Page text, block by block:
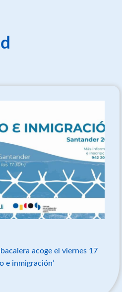
acoge el viernes 17
e inmigración’